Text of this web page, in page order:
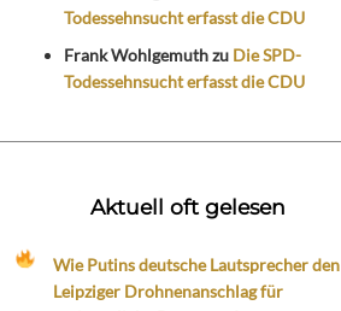
Todessehnsucht erfasst die CDU
Frank Wohlgemuthzu Die SPD-
Todessehnsucht erfasst die CDU
Aktuell oft gelesen
Wie Putins deutsche Lautsprecher den
Leipziger Drohnenanschlag für